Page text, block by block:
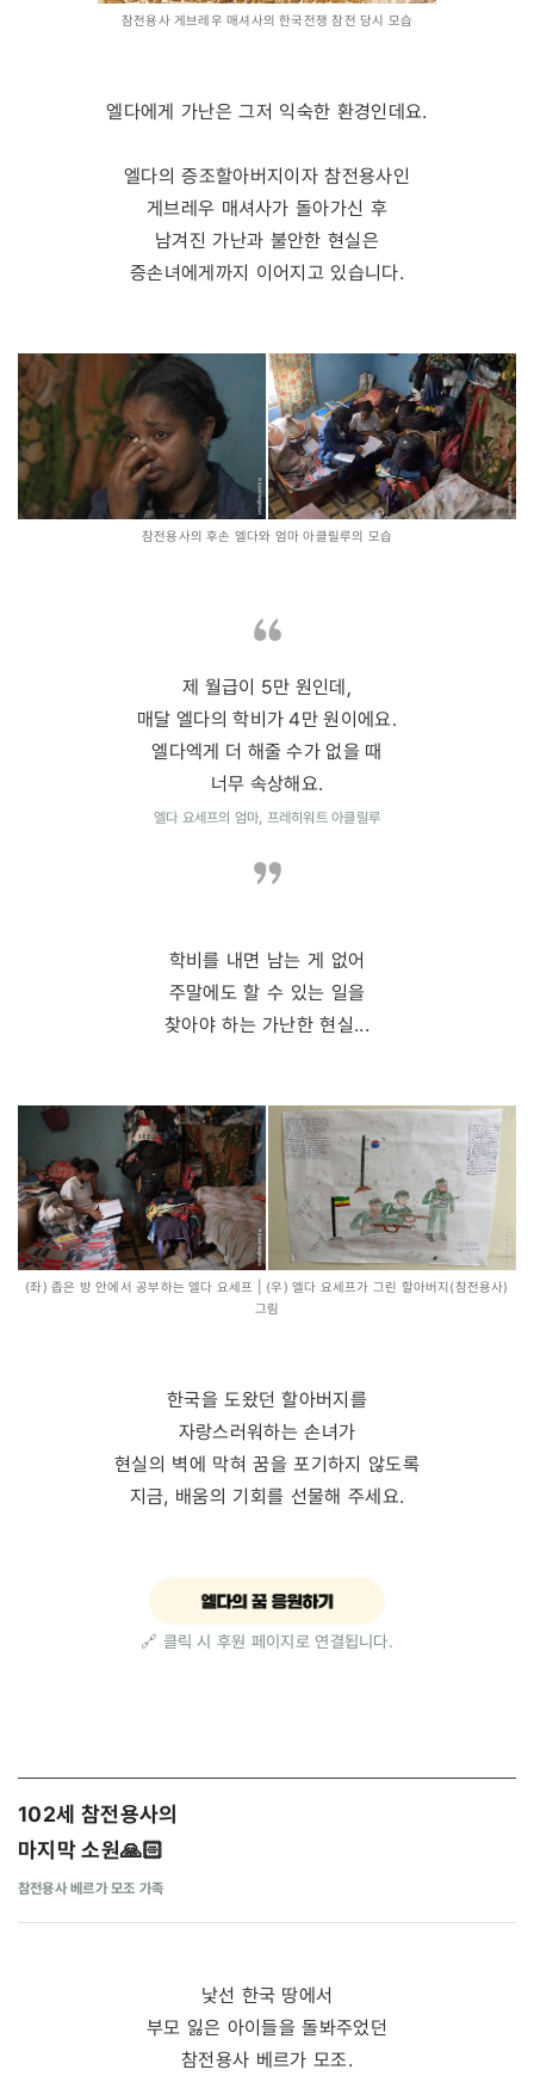
참전용사 게브레우 매셔사의 한국전쟁 참전 당시 모습
엘다에게 가난은 그저 익숙한 환경인데요.
엘다의 증조할아버지이자 참전용사인
게브레우 매셔사가 돌아가신 후
남겨진 가난과 불안한 현실은
증손녀에게까지 이어지고 있습니다.
참전용사의 후손 엘다와 엄마 아클릴루의 모습
제 월급이 5만 원인데,
매달 엘다의 학비가 4만 원이에요.
엘다엑게 더 해줄 수가 없을 때
너무 속상해요.
엘다 요세프의 엄마, 프레히워트 아클릴루
학비를 내면 남는 게 없어
주말에도 할 수 있는 일을
찾아야 하는 가난한 현실...
(좌) 좁은 방 안에서 공부하는 엘다 요세프 | (우) 엘다 요세프가 그린 할아버지(참전용사)
그림
한국을 도왔던 할아버지를
자랑스러워하는 손녀가
현실의 벽에 막혀 꿈을 포기하지 않도록
지금, 배움의 기회를 선물해 주세요.
🔗 클릭 시 후원 페이지로 연결됩니다.
102세 참전용사의
마지막 소원🙏🏻
참전용사 베르가 모조 가족
낯선 한국 땅에서
부모 잃은 아이들을 돌봐주었던
참전용사 베르가 모조.